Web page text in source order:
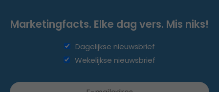
Marketingfacts. Elke dag vers. Mis niks!
Dagelijkse nieuwsbrief
Wekelijkse nieuwsbrief